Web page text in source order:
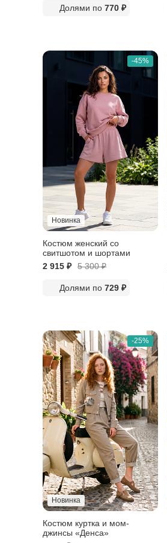
Долями по 770 ₽
-45%
Новинка
Костюм женский со
свитшотом и шортами
2 915 ₽
5 300₽
Долями по 729 ₽
-25%
Новинка
Костюм куртка и мом-
джинсы «Денса»